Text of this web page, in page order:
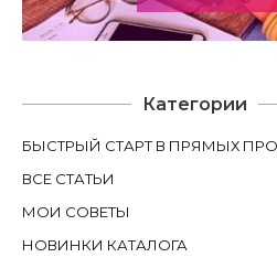
Категории
БЫСТРЫЙ СТАРТ В ПРЯМЫХ
ВСЕ СТАТЬИ
МОИ СОВЕТЫ
НОВИНКИ КАТАЛОГА